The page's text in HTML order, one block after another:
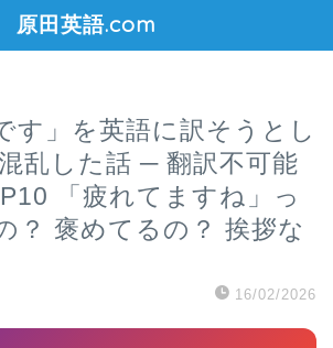
原田英語.com
す」を英語に訳そうとし
乱した話 ─ 翻訳不可能
「疲れてますね」っ
？ 褒めてるの？ 挨拶な
16/02/2026